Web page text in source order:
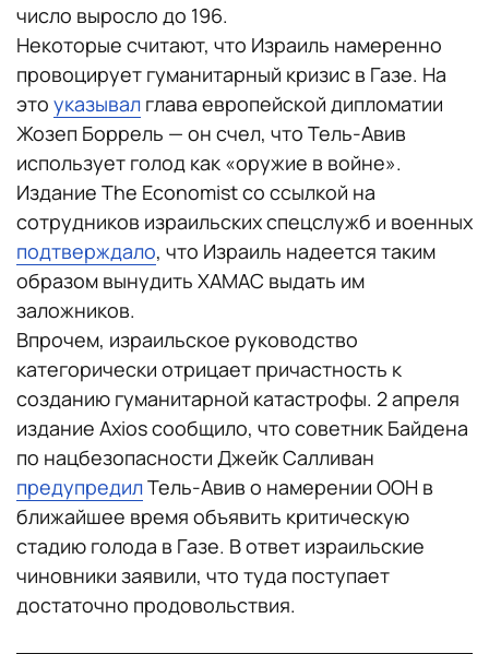
число выросло до 196.
Некоторые считают, что Израиль намеренно
провоцирует гуманитарный кризис в Газе. На
это указывал глава европейской дипломатии
Жозеп Боррель — он счел, что Тель-Авив
использует голод как «оружие в войне».
Издание The Economist со ссылкой на
сотрудников израильских спецслужб и военных
подтверждало, что Израиль надеется таким
образом вынудить ХАМАС выдать им
заложников.
Впрочем, израильское руководство
категорически отрицает причастность к
созданию гуманитарной катастрофы. 2 апреля
издание Axios сообщило, что советник Байдена
по нацбезопасности Джейк Салливан
предупредилТель-Авив о намерении ООН в
ближайшее время объявить критическую
стадию голода в Газе. В ответ израильские
чиновники заявили, что туда поступает
достаточно продовольствия.